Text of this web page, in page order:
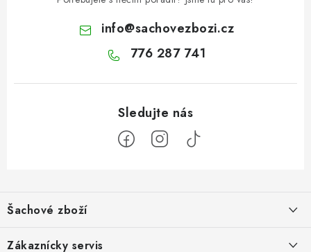
info@sachovezbozi.cz
776 287 741
á
p
a
Šachové zboží
Zákaznícky servis